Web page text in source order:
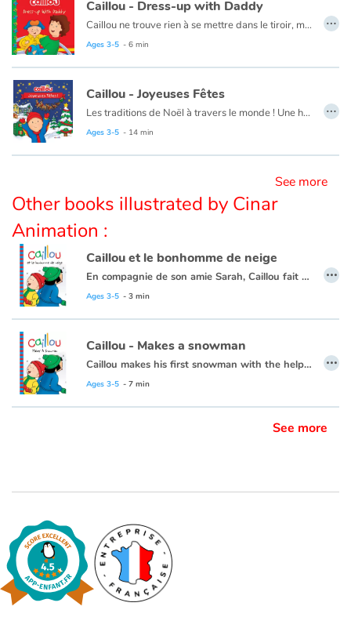
Blog
Learn french with Storyplay'r
French book lists for children
Reading for children
Activities and workshops
Dyslexia and reading disorders
Ce livre est disponible en français : Caillou - The phone call
Caillou - Dress-up with Daddy
Caillou ne trouve rien à se mettre dans le tiroir, mais Papa trouve une solution rigolote.
Ce livre existe aussi en français :
Ages 3-5 - 6 min
…
Caillou - Joyeuses Fêtes
Les traditions de Noël à travers le monde ! Une histoire par jour avant le jour de Noël. La famille de Caillou et ses amis se préparent pour la grande fête de Noël.
Une belle façon de voyager à travers les traditions de Noël.
Caillou - Happy Holidays!
Ages 3-5 - 14 min
…
See more
Other books illustrated by Cinar
Animation :
Caillou et le bonhomme de neige
En compagnie de son amie Sarah, Caillou fait son premier bonhomme de neige.
Ce livre est aussi disponible en anglais :
Ages 3-5 - 3 min
…
Caillou - Makes a snowman
Caillou makes his first snowman with the help of his friend, Sarah.
This book is also available in French:
Ages 3-5 - 7 min
…
See more